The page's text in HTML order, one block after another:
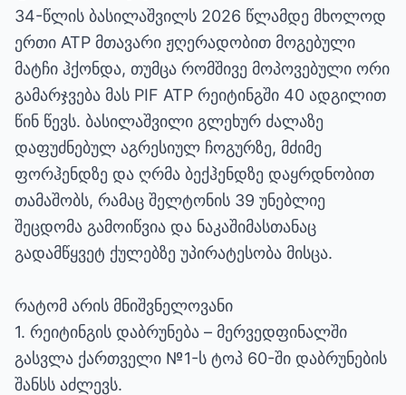
34-წლის ბასილაშვილს 2026 წლამდე მხოლოდ
ერთი ATP მთავარი ჟღერადობით მოგებული
მატჩი ჰქონდა, თუმცა რომშივე მოპოვებული ორი
გამარჯვება მას PIF ATP რეიტინგში 40 ადგილით
წინ წევს. ბასილაშვილი გლეხურ ძალაზე
დაფუძნებულ აგრესიულ ჩოგურზე, მძიმე
ფორჰენდზე და ღრმა ბექჰენდზე დაყრდნობით
თამაშობს, რამაც შელტონის 39 უნებლიე
შეცდომა გამოიწვია და ნაკაშიმასთანაც
გადამწყვეტ ქულებზე უპირატესობა მისცა.
რატომ არის მნიშვნელოვანი
1. რეიტინგის დაბრუნება – მერვედფინალში
გასვლა ქართველი №1-ს ტოპ 60-ში დაბრუნების
შანსს აძლევს.